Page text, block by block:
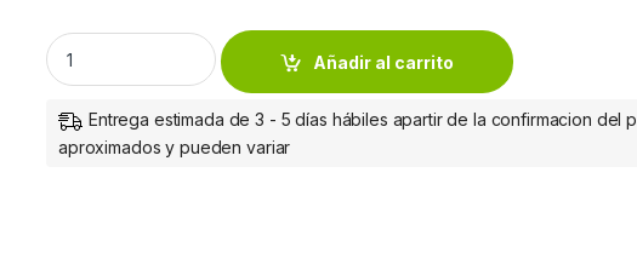
MOUSE INALAMBRICO PERFECT CHOIC E ESSENTIALS ROSA quantity
Añadir al carrito
Entrega estimada de 3 - 5 días hábiles apartir de la confirmacion del
aproximados y pueden variar